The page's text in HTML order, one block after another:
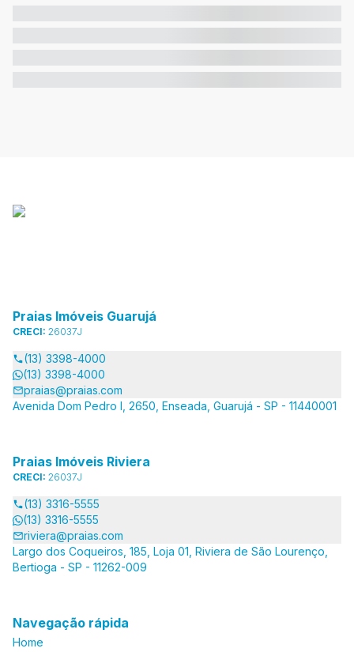
Praias Imóveis Guarujá
CRECI: 26037J
(13) 3398-4000
(13) 3398-4000
praias@praias.com
Avenida Dom Pedro I, 2650, Enseada, Guarujá - SP - 11440001
Praias Imóveis Riviera
CRECI: 26037J
(13) 3316-5555
(13) 3316-5555
riviera@praias.com
Largo dos Coqueiros, 185, Loja 01, Riviera de São Lourenço,
Bertioga - SP - 11262-009
Navegação rápida
Home